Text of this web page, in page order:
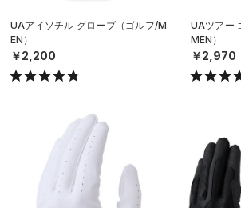
UAアイソチル グローブ（ゴルフ/M
EN）
￥2,200
UAツアー
MEN）
￥2,970